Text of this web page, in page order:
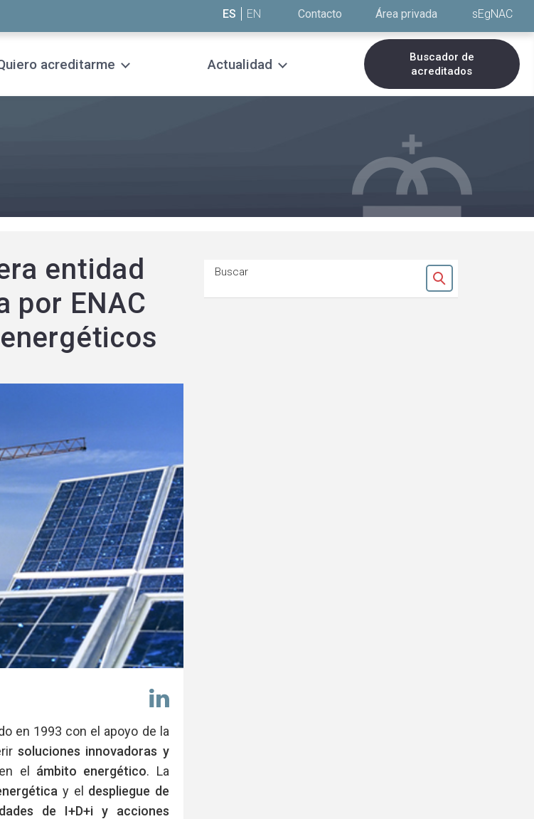
ES EN Contacto Área privada sEgNAC
acreditarme Actualidad
Buscador de
acreditados
entidad
por ENAC
Compartir
en
Linkedin
en 1993 con el apoyo de la
soluciones innovadoras y
el ámbito energético. La
y el despliegue de
de I+D+i y acciones
Buscar
Ok